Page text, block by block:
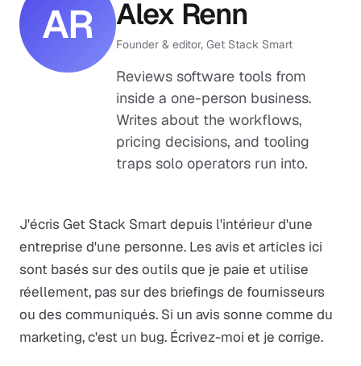
AR Alex Renn
Founder & editor, Get Stack Smart
Reviews software tools from
inside a one-person business.
Writes about the workflows,
pricing decisions, and tooling
traps solo operators run into.
J'écris Get Stack Smart depuis l'intérieur d'une
entreprise d'une personne. Les avis et articles ici
sont basés sur des outils que je paie et utilise
réellement, pas sur des briefings de fournisseurs
ou des communiqués. Si un avis sonne comme du
marketing, c'est un bug. Écrivez-moi et je corrige.